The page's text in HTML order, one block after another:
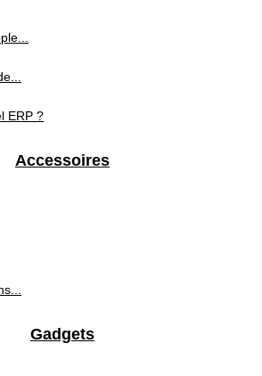
ERP ?
Accessoires
Gadgets